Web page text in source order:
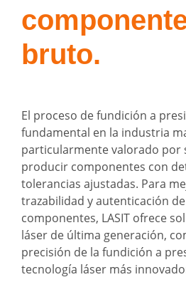
bruto.
El proceso de fundición a
fundamental en la industria
particularmente valorado por
producir componentes con
tolerancias ajustadas. Para
trazabilidad y autenticación
componentes, LASIT ofrece
láser de última generación,
precisión de la fundición a
tecnología láser más